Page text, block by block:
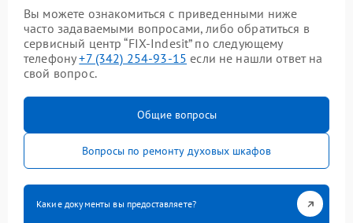
Вы можете ознакомиться с приведенными ниже
часто задаваемыми вопросами, либо обратиться в
сервисный центр “FIX-Indesit” по следующему
телефону+7 (342) 254-93-15 если не нашли ответ на
свой вопрос.
Общие вопросы
Вопросы по ремонту духовых шкафов
Какие документы вы предоставляете?